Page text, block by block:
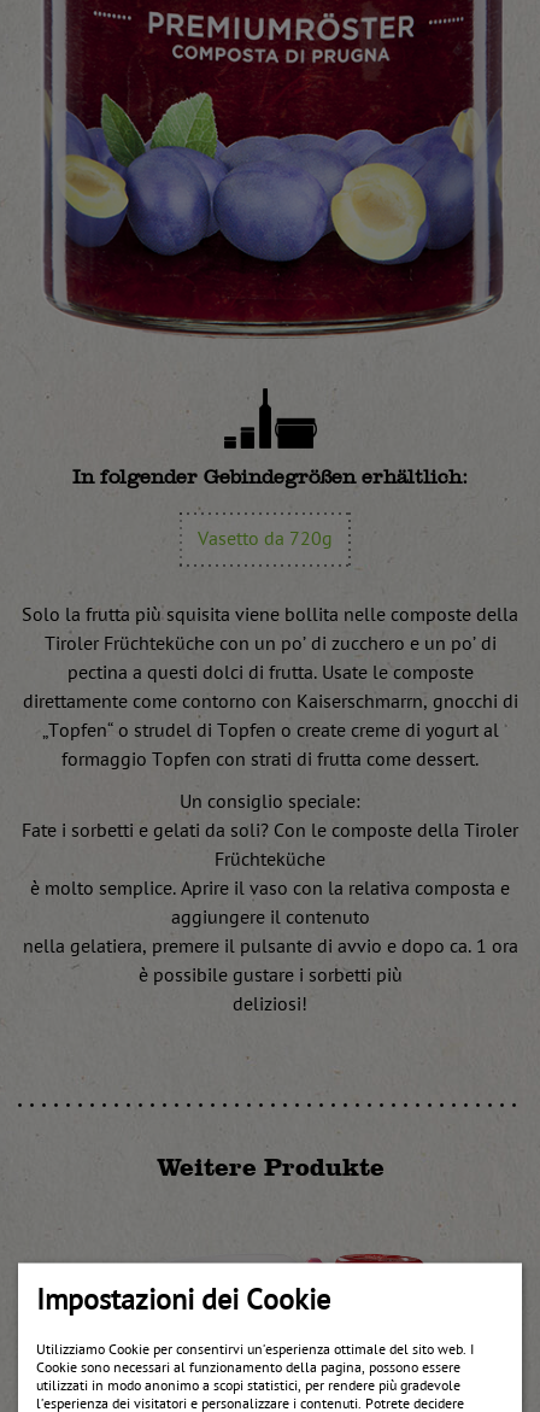
Impostazioni dei Cookie
Utilizziamo Cookie per consentirvi un’esperienza ottimale del sito web. I
Cookie sono necessari al funzionamento della pagina, possono essere
utilizzati in modo anonimo a scopi statistici, per rendere più gradevole
l’esperienza dei visitatori e personalizzare i contenuti. Potrete decidere
In folgender Gebindegrößen erhältlich:
Vasetto da 720g
Solo la frutta più squisita viene bollita nelle composte della
Tiroler Früchteküche con un po’ di zucchero e un po’ di
pectina a questi dolci di frutta. Usate le composte
direttamente come contorno con Kaiserschmarrn, gnocchi di
„Topfen“ o strudel di Topfen o create creme di yogurt al
formaggio Topfen con strati di frutta come dessert.
Un consiglio speciale:
Fate i sorbetti e gelati da soli? Con le composte della Tiroler
Früchteküche
è molto semplice. Aprire il vaso con la relativa composta e
aggiungere il contenuto
nella gelatiera, premere il pulsante di avvio e dopo ca. 1 ora
è possibile gustare i sorbetti più
deliziosi!
Weitere Produkte